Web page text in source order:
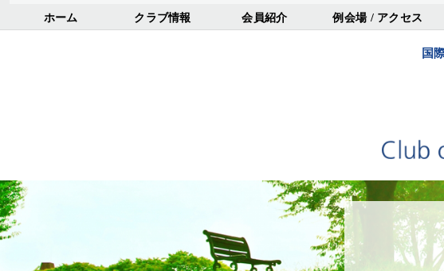
ホーム クラブ情報 会員紹介 例会場 / アクセス
国